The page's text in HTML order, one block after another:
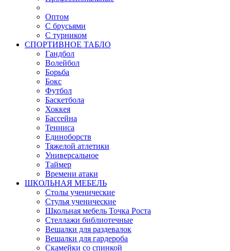
Оптом
С брусьями
С турником
СПОРТИВНОЕ ТАБЛО
Гандбол
Волейбол
Борьба
Бокс
Футбол
Баскетбола
Хоккея
Бассейна
Тенниса
Единоборств
Тяжелой атлетики
Универсальное
Таймер
Времени атаки
ШКОЛЬНАЯ МЕБЕЛЬ
Столы ученические
Стулья ученические
Школьная мебель Точка Роста
Стеллажи библиотечные
Вешалки для раздевалок
Вешалки для гардероба
Скамейки со спинкой